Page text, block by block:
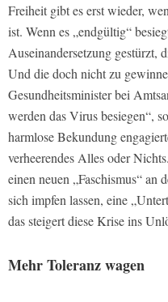
Freiheit gibt es erst wieder,
ist. Wenn es „endgültig“
Auseinandersetzung gestürzt,
Und die doch nicht zu
Gesundheitsminister bei
werden das Virus besiegen“,
harmlose Bekundung
verheerendes Alles oder
einen neuen „Faschismus“ an
sich impfen lassen, eine
das steigert diese Krise ins
Mehr Toleranz wagen